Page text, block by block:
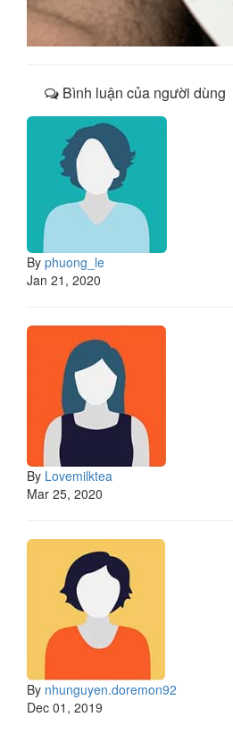
Bình luận của người dùng
By phuong_le
Jan 21, 2020
By Lovemilktea
Mar 25, 2020
By nhunguyen.doremon92
Dec 01, 2019